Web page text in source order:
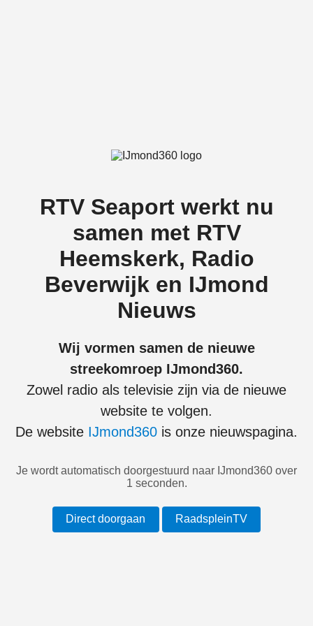
RTV Seaport werkt nu
samen met RTV
Heemskerk, Radio
Beverwijk en IJmond
Nieuws
Wij vormen samen de nieuwe
streekomroep IJmond360.
Zowel radio als televisie zijn via de nieuwe
website te volgen.
De website IJmond360 is onze nieuwspagina.
Je wordt automatisch doorgestuurd naar IJmond360 over
1 seconden.
Direct doorgaan RaadspleinTV